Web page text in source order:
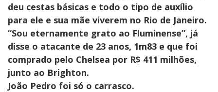
deu cestas básicas e todo o tipo de auxílio
para ele e sua mãe viverem no Rio de Janeiro.
“Sou eternamente grato ao Fluminense”, já
disse o atacante de 23 anos, 1m83 e que foi
comprado pelo Chelsea por R$ 411 milhões,
junto ao Brighton.
João Pedro foi só o carrasco.